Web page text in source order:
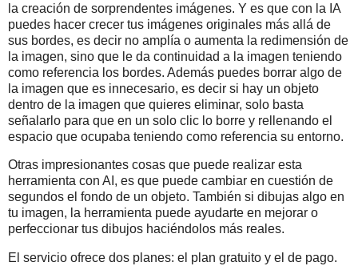
la creación de sorprendentes imágenes. Y es que con la IA
puedes hacer crecer tus imágenes originales más allá de
sus bordes, es decir no amplía o aumenta la redimensión de
la imagen, sino que le da continuidad a la imagen teniendo
como referencia los bordes. Además puedes borrar algo de
la imagen que es innecesario, es decir si hay un objeto
dentro de la imagen que quieres eliminar, solo basta
señalarlo para que en un solo clic lo borre y rellenando el
espacio que ocupaba teniendo como referencia su entorno.
Otras impresionantes cosas que puede realizar esta
herramienta con AI, es que puede cambiar en cuestión de
segundos el fondo de un objeto. También si dibujas algo en
tu imagen, la herramienta puede ayudarte en mejorar o
perfeccionar tus dibujos haciéndolos más reales.
El servicio ofrece dos planes: el plan gratuito y el de pago.